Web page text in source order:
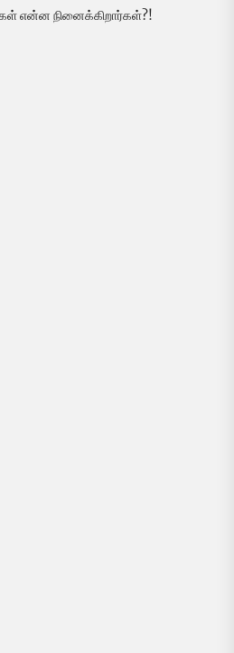
என்ன நினைக்கிறார்கள்?!